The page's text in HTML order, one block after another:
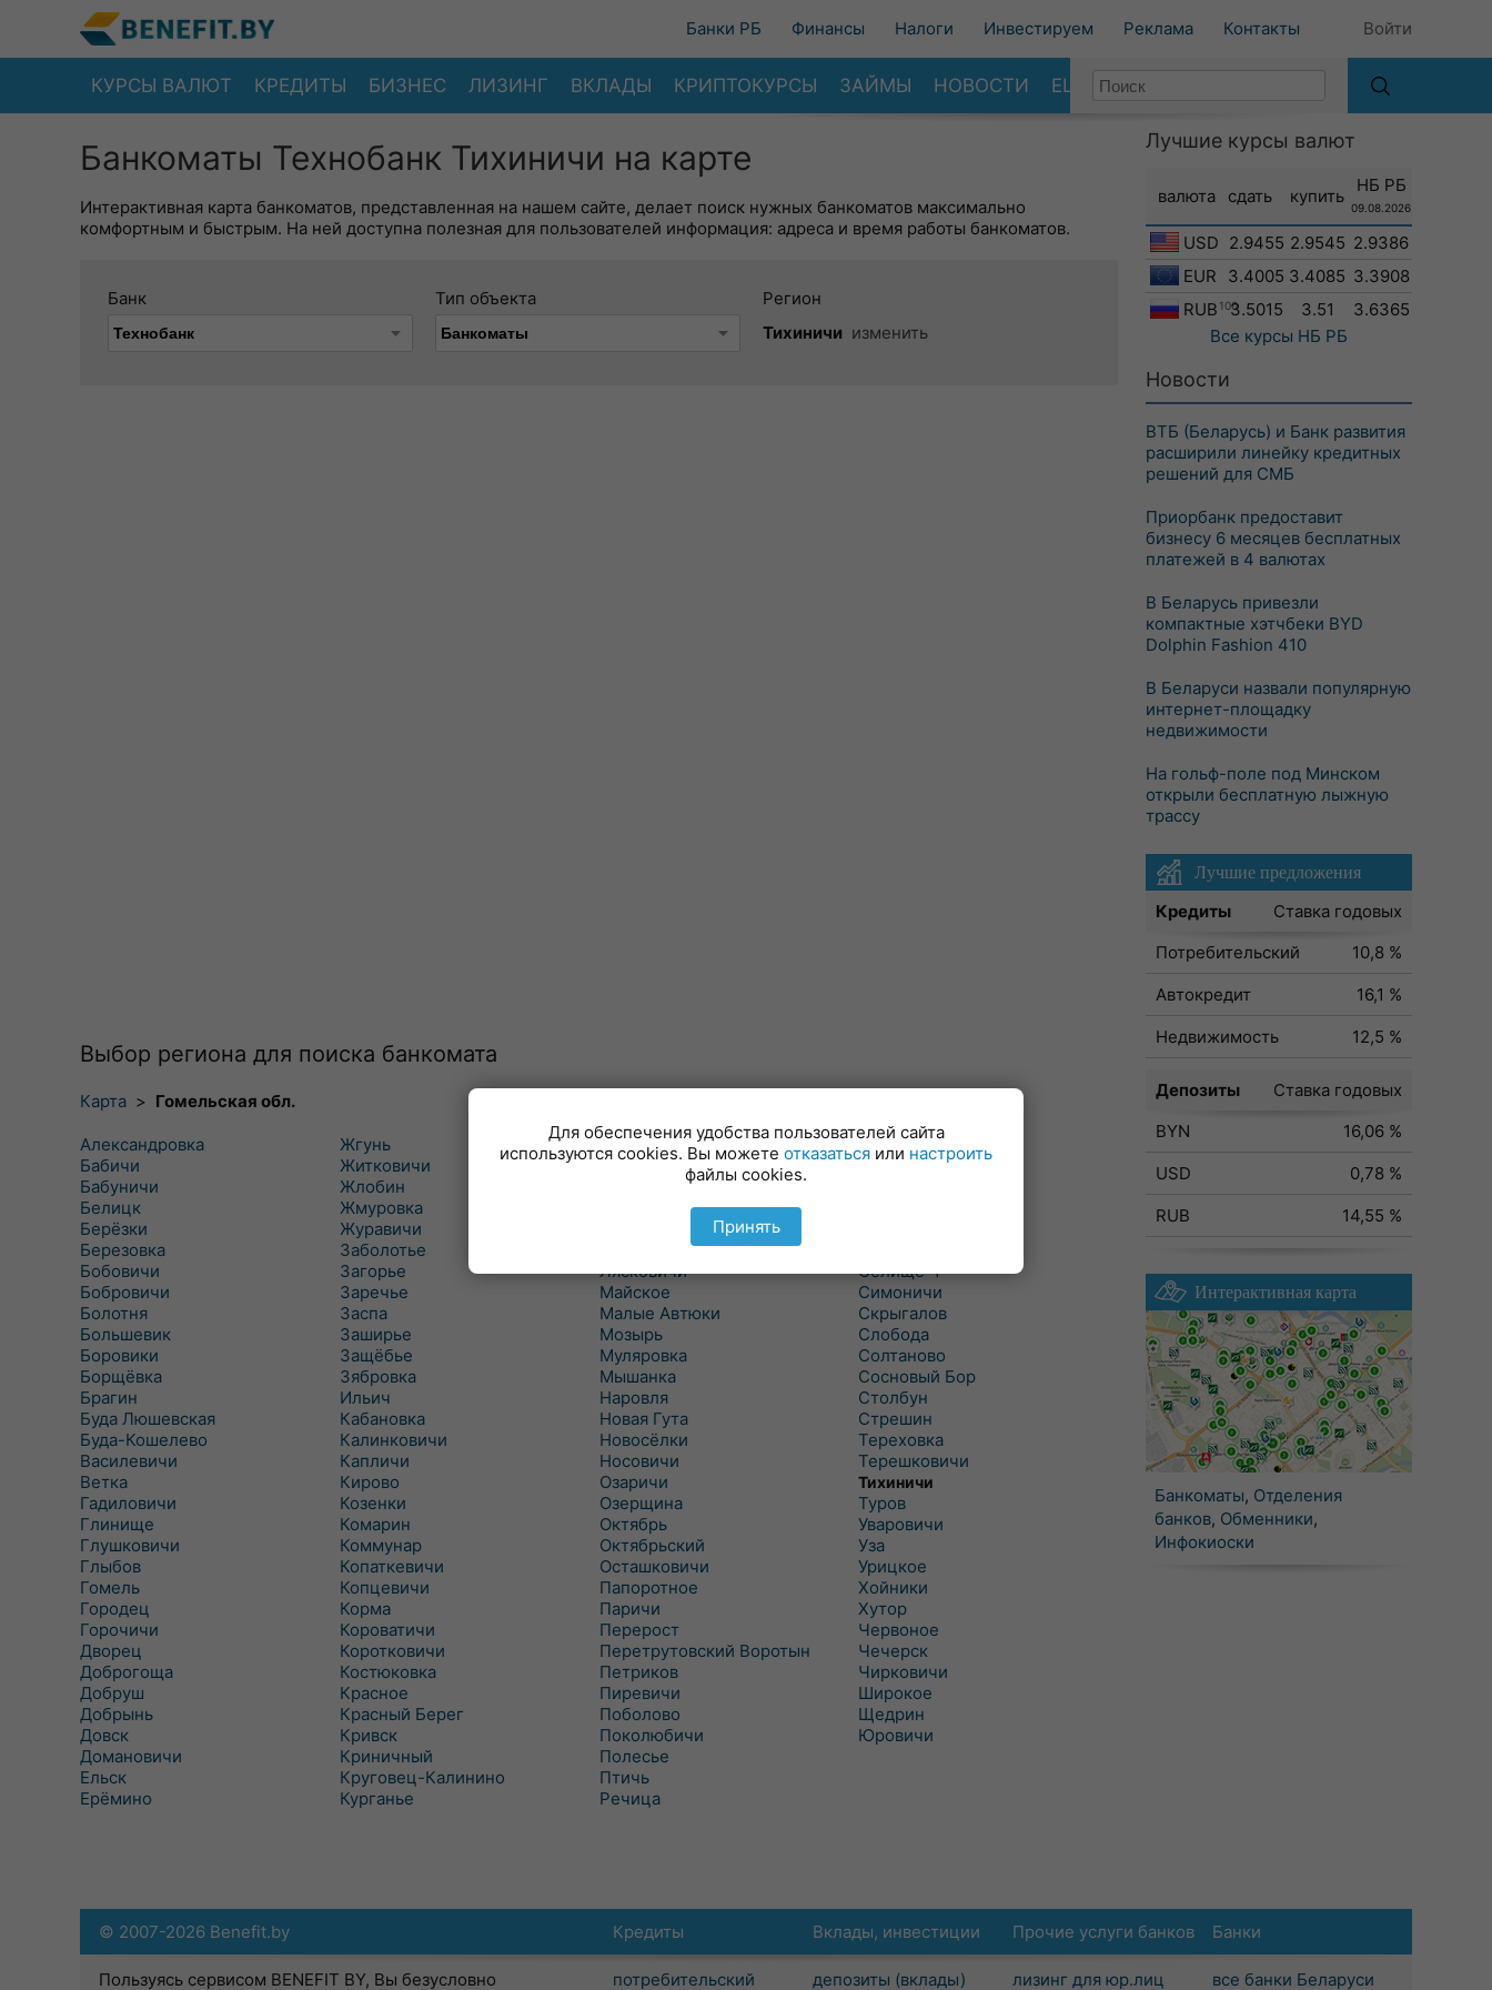
Банки РБ Финансы Налоги Инвестируем Реклама Контакты Войти
КУРСЫ ВАЛЮТ КРЕДИТЫ БИЗНЕС ЛИЗИНГ ВКЛАДЫ КРИПТОКУРСЫ ЗАЙМЫ НОВОСТИ ЕЩЕ
Банкоматы Технобанк Тихиничи на карте
Интерактивная карта банкоматов, представленная на нашем сайте, делает поиск нужных банкоматов максимально
комфортным и быстрым. На ней доступна полезная для пользователей информация: адреса и время работы банкоматов.
Банк Тип объекта
Регион
Тихиничи изменить
Выбор региона для поиска банкомата
Карта > Гомельская обл.
Александровка
Бабичи
Бабуничи
Белицк
Берёзки
Березовка
Бобовичи
Бобровичи
Болотня
Большевик
Боровики
Борщёвка
Брагин
Буда Люшевская
Буда-Кошелево
Василевичи
Ветка
Гадиловичи
Глинище
Глушковичи
Глыбов
Гомель
Городец
Горочичи
Дворец
Доброгоща
Добруш
Добрынь
Довск
Домановичи
Ельск
Ерёмино
Жгунь
Житковичи
Жлобин
Жмуровка
Журавичи
Заболотье
Загорье
Заречье
Заспа
Заширье
Защёбье
Зябровка
Ильич
Кабановка
Калинковичи
Капличи
Кирово
Козенки
Комарин
Коммунар
Копаткевичи
Копцевичи
Корма
Короватичи
Коротковичи
Костюковка
Красное
Красный Берег
Кривск
Криничный
Круговец-Калинино
Курганье
Куритичи
Лельчицы
Лясковичи
Майское
Малые Автюки
Мозырь
Муляровка
Мышанка
Наровля
Новая Гута
Новосёлки
Носовичи
Озаричи
Озерщина
Октябрь
Октябрьский
Осташковичи
Папоротное
Паричи
Перерост
Перетрутовский Воротын
Петриков
Пиревичи
Поболово
Поколюбичи
Полесье
Птичь
Речица
Ровенская Слобода
Рогачев
Селище-1
Симоничи
Скрыгалов
Слобода
Солтаново
Сосновый Бор
Столбун
Стрешин
Тереховка
Терешковичи
Тихиничи
Туров
Уваровичи
Уза
Урицкое
Хойники
Хутор
Червоное
Чечерск
Чирковичи
Широкое
Щедрин
Юровичи
Лучшие курсы валют
валюта сдать купить
НБ РБ
09.08.2026
USD 2.9455 2.9545 2.9386
EUR
3.4005 3.4085 3.3908
RUB 1003.5015 3.51
3.6365
Все курсы НБ РБ
Новости
ВТБ (Беларусь) и Банк развития
расширили линейку кредитных
решений для СМБ
Приорбанк предоставит
бизнесу 6 месяцев бесплатных
платежей в 4 валютах
В Беларусь привезли
компактные хэтчбеки BYD
Dolphin Fashion 410
В Беларуси назвали популярную
интернет-площадку
недвижимости
На гольф-поле под Минском
открыли бесплатную лыжную
трассу
Лучшие предложения
Кредиты
Ставка годовых
Потребительский
10,8 %
Автокредит
16,1 %
Недвижимость
12,5 %
Депозиты
Ставка годовых
BYN
16,06 %
USD
0,78 %
RUB
14,55 %
Интерактивная карта
Банкоматы, Отделения
банков, Обменники,
Инфокиоски
Кредиты
потребительский
Вклады, инвестиции
депозиты (вклады)
Прочие услуги банков
лизинг для юр.лиц
Банки
все банки Беларуси
© 2007-2026 Benefit.by
Пользуясь сервисом BENEFIT BY, Вы безусловно
Для обеспечения удобства пользователей сайта
используются cookies. Вы можете отказаться или настроить
файлы cookies.
Принять